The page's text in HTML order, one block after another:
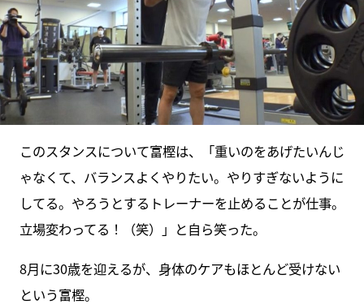
このスタンスについて富樫は、「重いのをあげたいんじ
ゃなくて、バランスよくやりたい。やりすぎないように
してる。やろうとするトレーナーを止めることが仕事。
立場変わってる！（笑）」と自ら笑った。
8月に30歳を迎えるが、身体のケアもほとんど受けない
という富樫。